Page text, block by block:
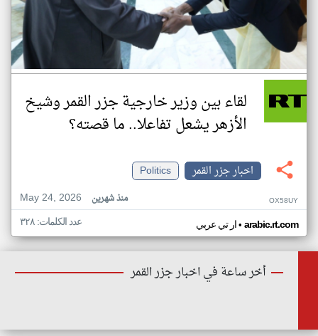
لقاء بين وزير خارجية جزر القمر وشيخ
الأزهر يشعل تفاعلا.. ما قصته؟
اخبار جزر القمر
Politics
May 24, 2026
منذ شهرين OX58UY
ار تي عربي• arabic.rt.com عدد الكلمات: ٣٢٨
أخر ساعة في اخبار جزر القمر